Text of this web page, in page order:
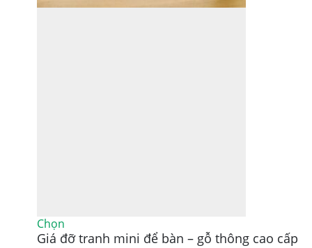
ChọnSản
phẩm
Giá đỡ tranh mini để bàn – gỗ thông cao cấp